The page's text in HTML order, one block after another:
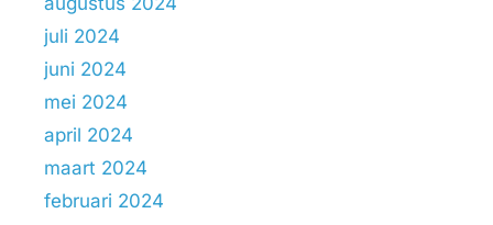
juli 2024
juni 2024
mei 2024
april 2024
maart 2024
februari 2024